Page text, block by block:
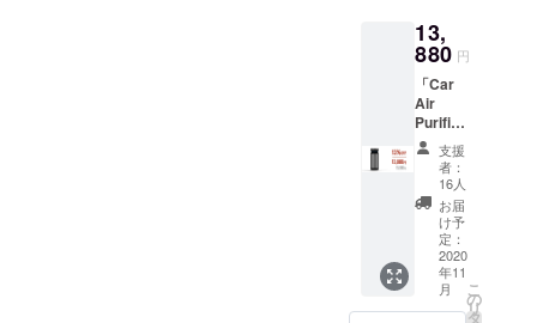
ラウドファ
ンディング
事業にも参
入し、主に
海外から斬
新なる高品
質電子製品
を日本へ輸
入し、日本
のお客様に
紹介する。
13,
880 円
「Car
Air
Purifier
」1セッ
ト ＜1
セット
の詳細
Car Air
Purifier
本体 x1
・外部
セン
支援
者：
16人
お届
け予
定：
2020
年11
月
こ
の
リ
タ